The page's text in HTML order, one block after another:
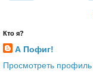
Кто я?
А Пофиг!
Просмотреть профиль